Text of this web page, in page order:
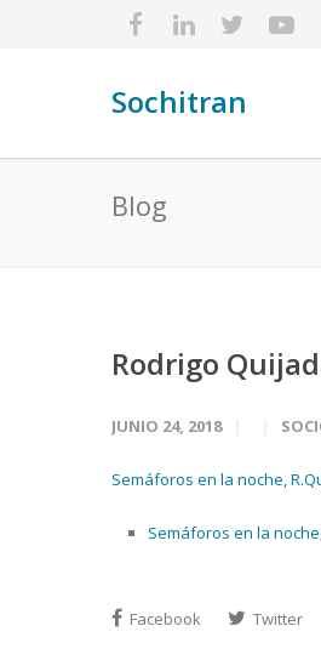
Sochitran
Blog
Rodrigo
JUNIO 24, 2018
Semáforos en la noche,
Semáforos en la
Facebook Twitter